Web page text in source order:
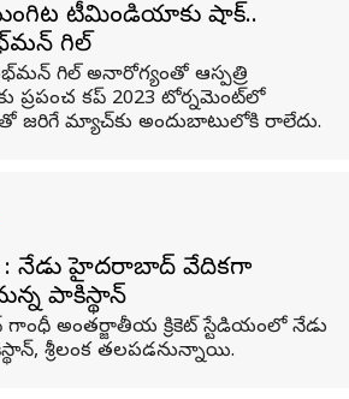
టీమిండియాకు షాక్..
గిల్
గిల్ అనారోగ్యంతో ఆస్పత్రి
కప్ 2023 టోర్నమెంట్‌లో
తో జ‌రిగే మ్యాచ్‌కు అందుబాటులోకి రాలేదు.
: నేడు హైదరాబాద్ వేదికగా
పాకిస్థాన్
అంతర్జాతీయ క్రికెట్ స్టేడియంలో నేడు
శ్రీలంక తలపడనున్నాయి.